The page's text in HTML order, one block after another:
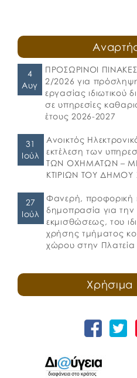
4
Αυγ
ΠΡΟΣΩΡΙΝΟΙ
2/2026 για
εργασίας ιδιωτικού
σε υπηρεσίες
έτους 2026-2027
31
Ιούλ
Ανοικτός
εκτέλεση των
ΤΩΝ ΟΧΗΜΑΤΩΝ –
ΚΤΙΡΙΩΝ ΤΟΥ ΔΗΜΟΥ
27
Ιούλ
Φανερή, προφορική
δημοπρασία για
εκμισθώσεως, του
χρήσης τμήματος
χώρου στην Πλατεία
Χρήσιμα